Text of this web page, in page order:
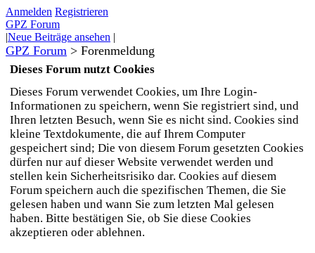
Anmelden Registrieren
GPZ Forum
|Neue Beiträge ansehen |
GPZ Forum > Forenmeldung
Dieses Forum nutzt Cookies
Dieses Forum verwendet Cookies, um Ihre Login-
Informationen zu speichern, wenn Sie registriert sind, und
Ihren letzten Besuch, wenn Sie es nicht sind. Cookies sind
kleine Textdokumente, die auf Ihrem Computer
gespeichert sind; Die von diesem Forum gesetzten Cookies
dürfen nur auf dieser Website verwendet werden und
stellen kein Sicherheitsrisiko dar. Cookies auf diesem
Forum speichern auch die spezifischen Themen, die Sie
gelesen haben und wann Sie zum letzten Mal gelesen
haben. Bitte bestätigen Sie, ob Sie diese Cookies
akzeptieren oder ablehnen.